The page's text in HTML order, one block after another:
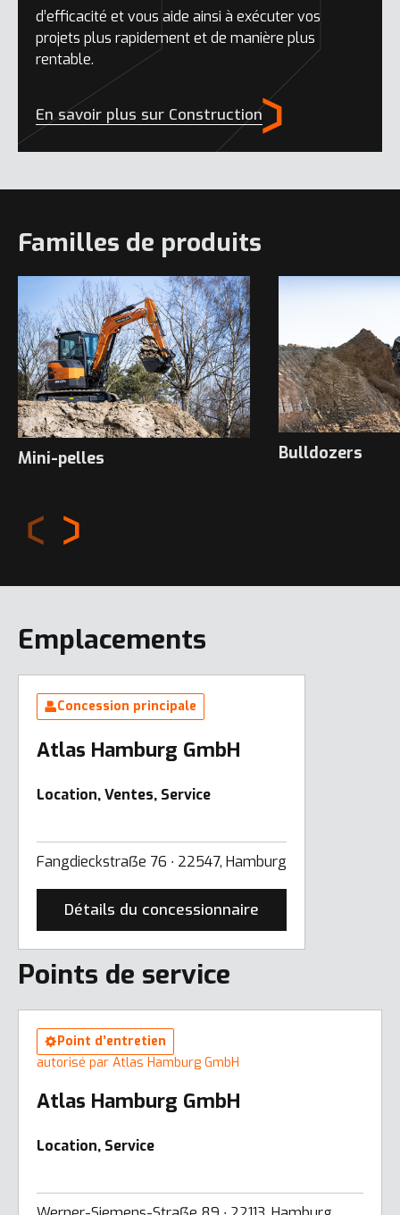
d’efficacité et vous aide ainsi à exécuter vos
projets plus rapidement et de manière plus
rentable.
En savoir plus sur Construction
Familles de produits
Mini-pelles Bulldozers
Emplacements
Concession principale
Atlas Hamburg GmbH
Location, Ventes, Service
Fangdieckstraẞe 76 ∙ 22547, Hamburg
Détails du concessionnaire
Points de service
Point d’entretien
autorisé par Atlas Hamburg GmbH
Atlas Hamburg GmbH
Location, Service